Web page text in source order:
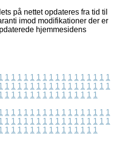
på nettet opdateres fra tid til
imod modifikationer der er
hjemmesidens
1 1 1 1 1 1 1 1 1 1 1 1 1 1 1 1 1
1 1 1 1 1 1 1 1 1 1 1 1 1 1 1 1 1
1 1 1 1 1 1 1 1 1 1 1 1 1 1 1
1 1 1 1 1 1 1 1 1 1 1 1 1 1 1 1 1
1 1 1 1 1 1 1 1 1 1 1 1 1 1 1 1 1
1 1 1 1 1 1 1 1 1 1 1 1 1 1 1